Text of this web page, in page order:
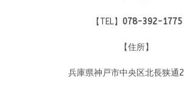
【TEL】 078-392-1775
【住所】
兵庫県神戸市中央区北長狭